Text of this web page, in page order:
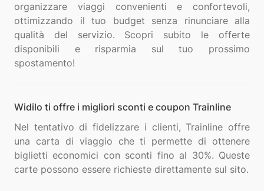
organizzare viaggi convenienti e confortevoli,
ottimizzando il tuo budget senza rinunciare alla
qualità del servizio. Scopri subito le offerte
disponibili e risparmia sul tuo prossimo
Widilo ti offre i migliori sconti e coupon Trainline
Nel tentativo di fidelizzare i clienti, Trainline offre
una carta di viaggio che ti permette di ottenere
biglietti economici con sconti fino al 30%. Queste
carte possono essere richieste direttamente sul sito.